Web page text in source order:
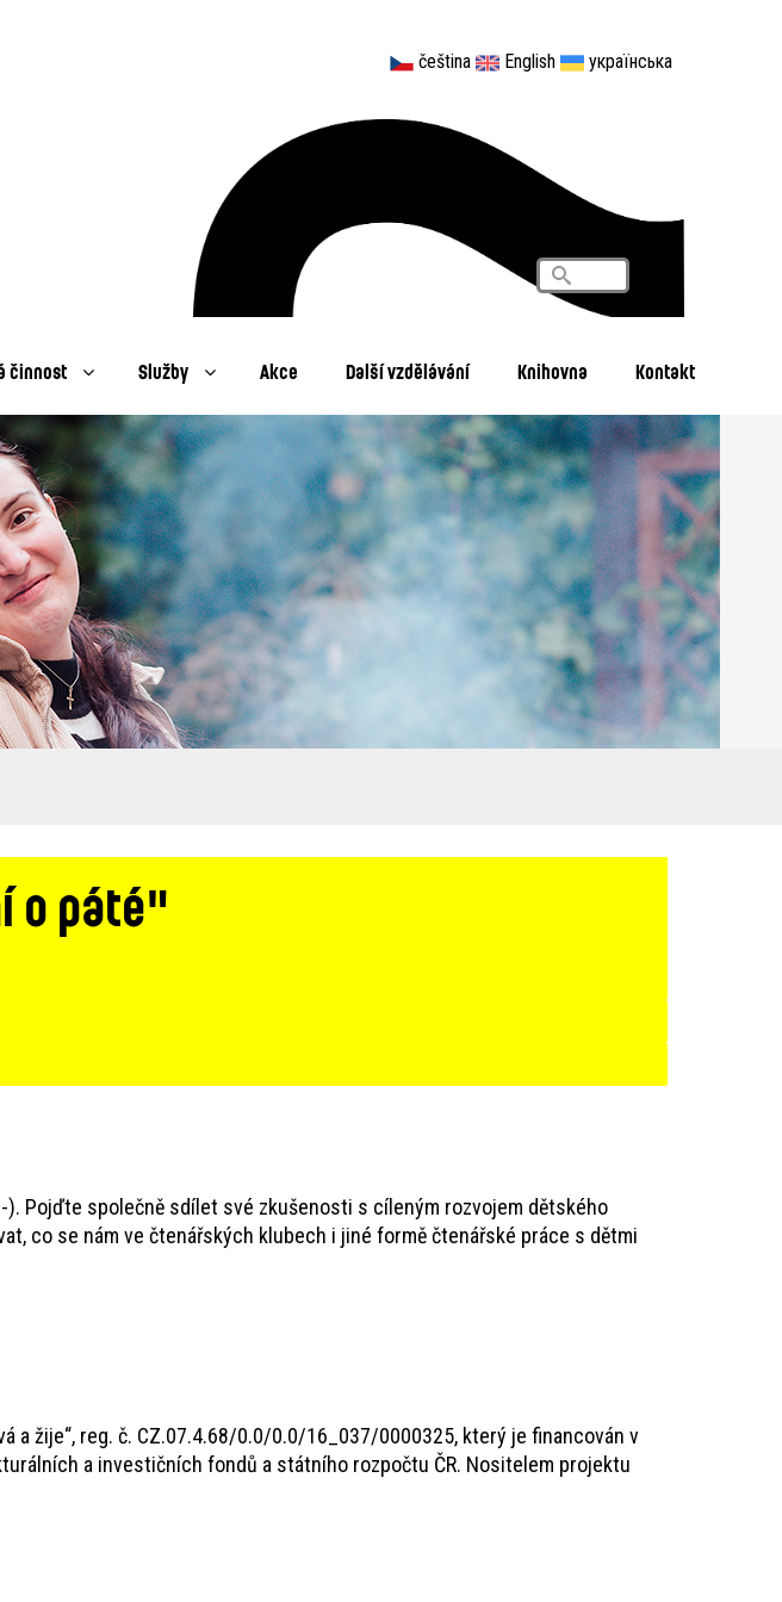
čeština English українська
Vyhledávání
Search
činnost Služby Akce Další vzdělávání Knihovna Kontakt
o páté"
). Pojďte společně sdílet své zkušenosti s cíleným rozvojem dětského
co se nám ve čtenářských klubech i jiné formě čtenářské práce s dětmi
a žije“, reg. č. CZ.07.4.68/0.0/0.0/16_037/0000325, který je financován v
a investičních fondů a státního rozpočtu ČR. Nositelem projektu